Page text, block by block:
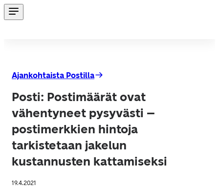
Ajankohtaista Postilla
Posti: Postimäärät ovat
vähentyneet pysyvästi –
postimerkkien hintoja
tarkistetaan jakelun
kustannusten kattamiseksi
19.4.2021